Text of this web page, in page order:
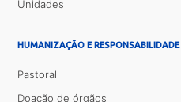
Unidades
HUMANIZAÇÃO E RESPONSABILIDADE
Pastoral
Doação de órgãos